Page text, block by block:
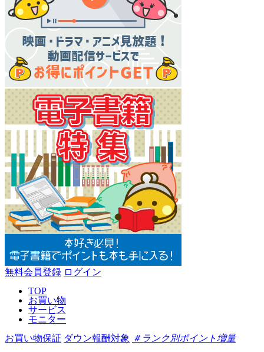
無料会員登録 ログイン
TOP
お買い物
サービス
モニター
お買い物保証 ダウン報酬対象 ＃ランク別ポイント増量